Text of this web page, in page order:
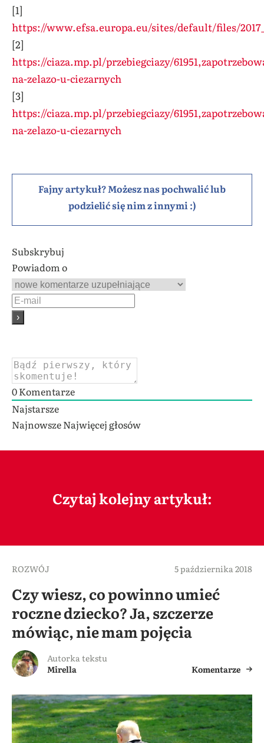
[1]
https://www.efsa.europa.eu/sites/default/files/
[2]
https://ciaza.mp.pl/przebiegciazy/
na-zelazo-u-ciezarnych
[3]
https://ciaza.mp.pl/przebiegciazy/
na-zelazo-u-ciezarnych
Fajny artykuł? Możesz nas pochwalić lub
podzielić się nim z innymi :)
Subskrybuj
Powiadom o
0Komentarze
Najstarsze
NajnowszeNajwięcej głosów
Czytaj kolejny artykuł:
ROZWÓJ 5 października 2018
Czy wiesz, co powinno umieć
roczne dziecko? Ja, szczerze
mówiąc, nie mam pojęcia
Autorka tekstu
Mirella
Komentarze